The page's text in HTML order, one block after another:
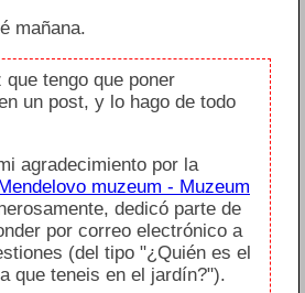
mañana.
tengo que poner
un post, y lo hago de todo
agradecimiento por la
muzeum - Muzeum
dedicó parte de
por correo electrónico a
(del tipo "¿Quién es el
que teneis en el jardín?").